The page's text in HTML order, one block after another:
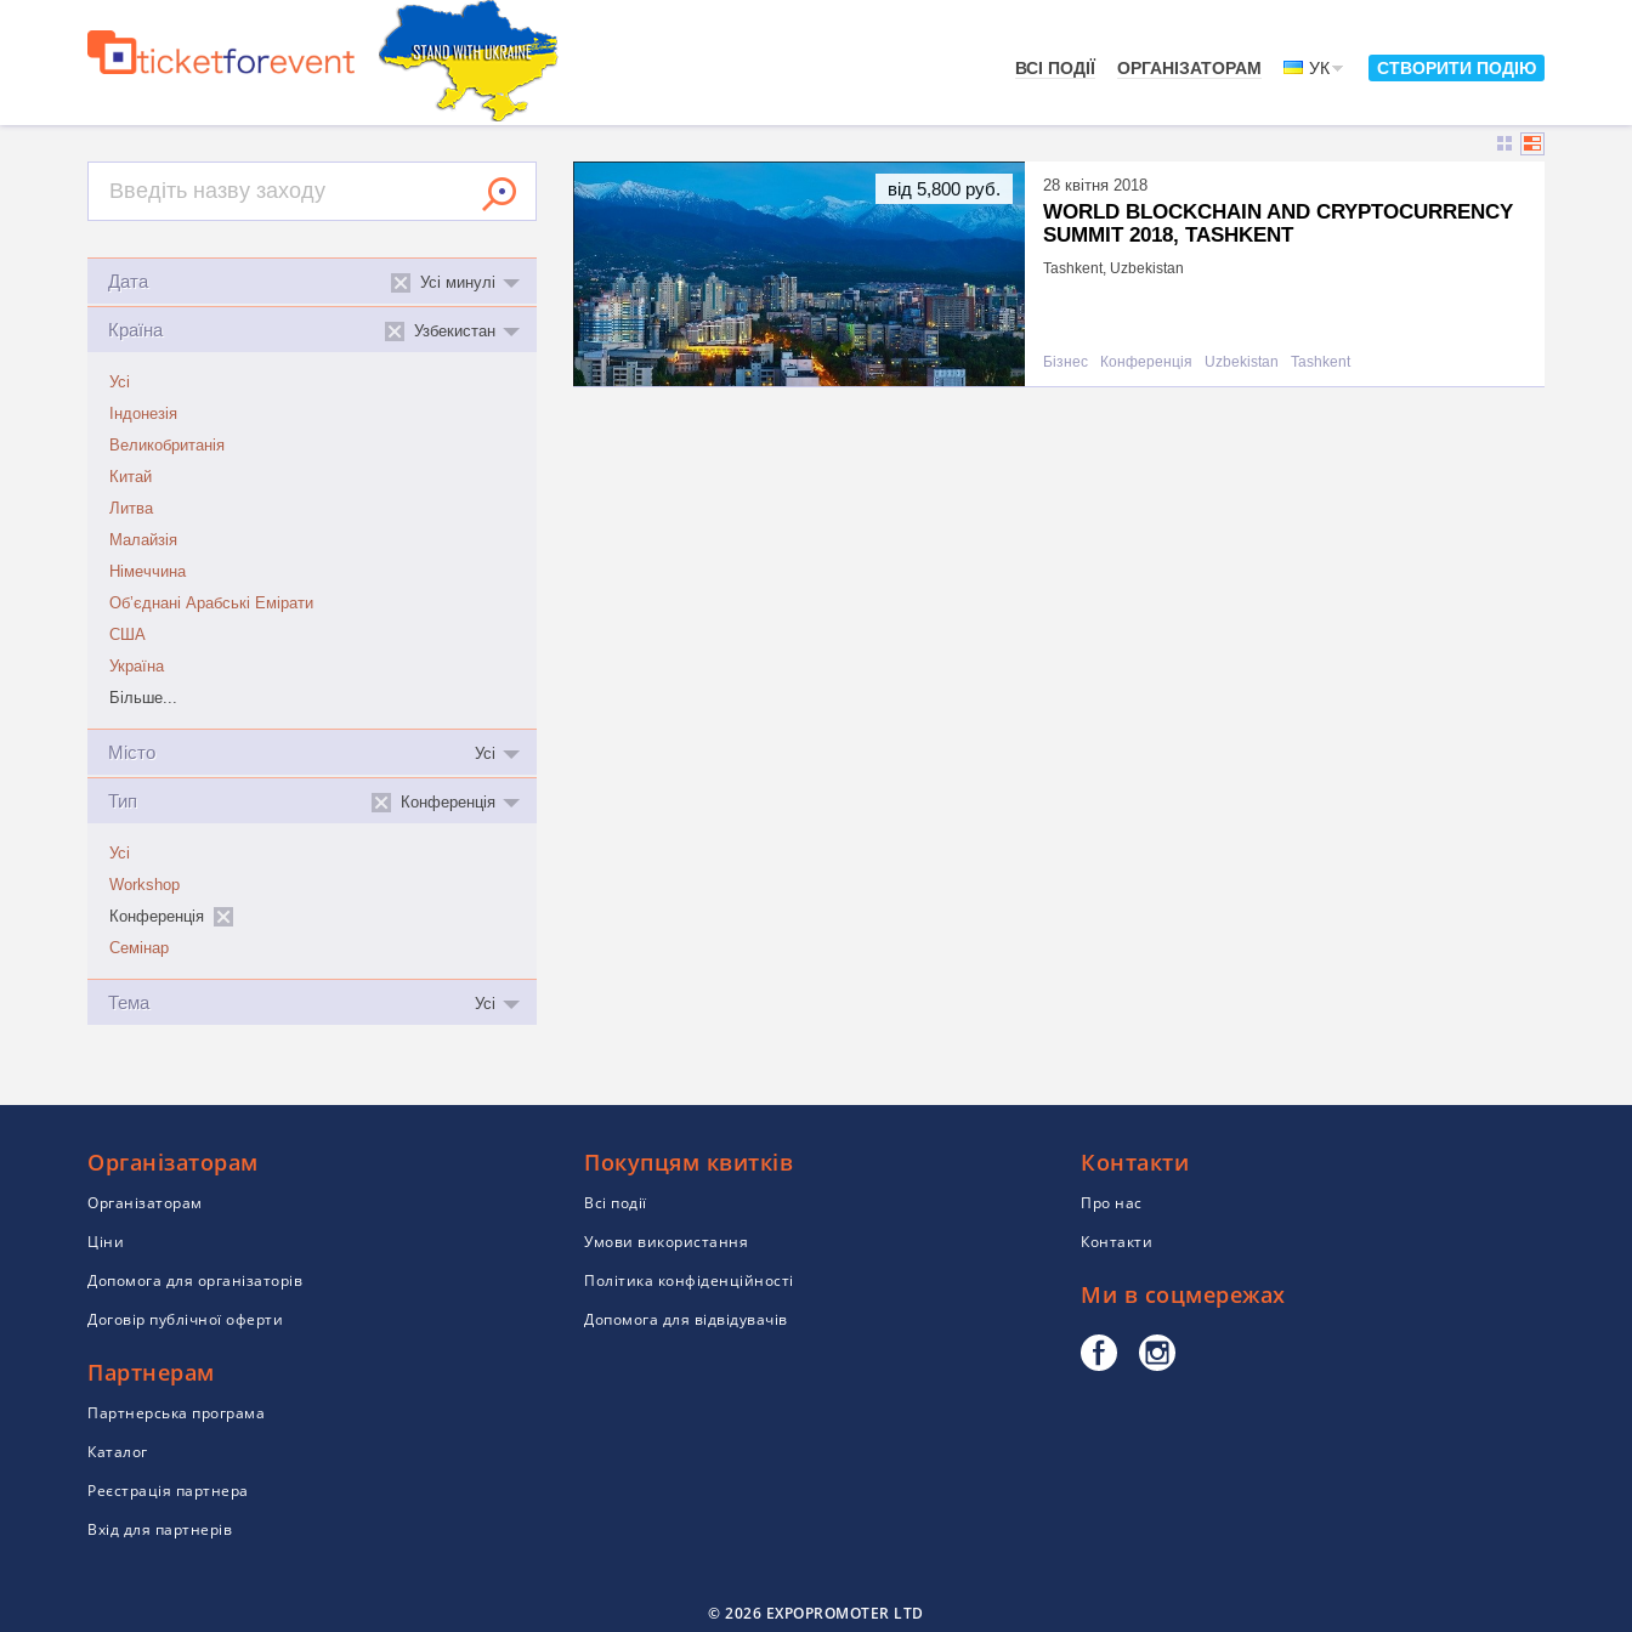
ВСІ ПОДІЇ ОРГАНІЗАТОРАМ УК СТВОРИТИ ПОДІЮ
Дата Усі минулі
Країна Узбекистан
Усі
Індонезія
Великобританія
Китай
Литва
Малайзія
Німеччина
Обʼєднані Арабські Емірати
США
Україна
Більше...
Місто Усі
Тип Конференція
Усі
Workshop
Конференція
Семінар
Тема Усі
28 квітня 2018
WORLD BLOCKCHAIN AND CRYPTOCURRENCY
SUMMIT 2018, TASHKENT
Tashkent, Uzbekistan
Бізнес Конференція Uzbekistan Tashkent
від 5,800 руб.
Організаторам
Організаторам
Ціни
Допомога для організаторів
Договір публічної оферти
Партнерам
Партнерська програма
Каталог
Реєстрація партнера
Вхід для партнерів
Покупцям квитків
Всі події
Умови використання
Політика конфіденційності
Допомога для відвідувачів
Контакти
Про нас
Контакти
Ми в соцмережах
© 2026 EXPOPROMOTER LTD